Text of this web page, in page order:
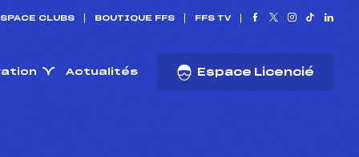
CLUBS BOUTIQUE FFS FFS TV
Actualités Espace Licencié